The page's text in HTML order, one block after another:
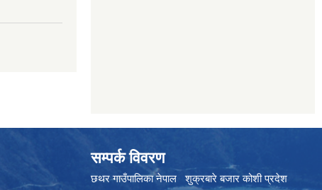
सम्पर्क विवरण
छथर गाउँपालिका नेपाल शुक्रबारे बजार कोशी प्रदेश